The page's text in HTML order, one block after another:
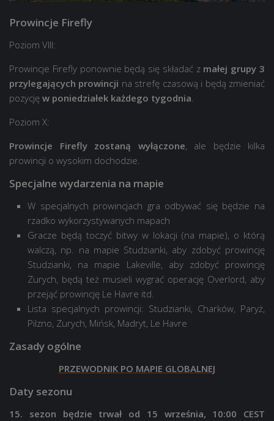
Prowincje Firefly
Poziom VIII:
Prowincje Firefly ponownie będą się składać z małej grupy 3
przylegających prowincji na strefę czasową i będą zmieniać
pozycję w poniedziałek każdego tygodnia
Poziom X:
Prowincje Firefly zostaną wyłączone, ale będzie kilka
prowincji o wysokim dochodzie.
Specjalne wydarzenia na mapie
W specjalnych prowincjach gra odbywać się będzie na
rzadko wykorzystywanych mapach
Gracze będą toczyć bitwy w lokacji (na mapie), o którą
walczą, np. na mapie Studzianki, aby zdobyć prowincję
Studzianki, na mapie Lakeville, aby zdobyć prowincję
Zurych, będą też musieli wygrać operację Overlord, aby
przejąć prowincję Le Havre itd.
Lista specjalnych prowincji: Studzianki, Charków, Paryż,
Pilzno, Zurych, Mińsk, Madryt, Le Havre
Zasady ogólne
PRZEWODNIK PO MAPIE GLOBALNEJ
Daty sezonu
15. sezon będzie trwał od 15 września, 10:00 CEST